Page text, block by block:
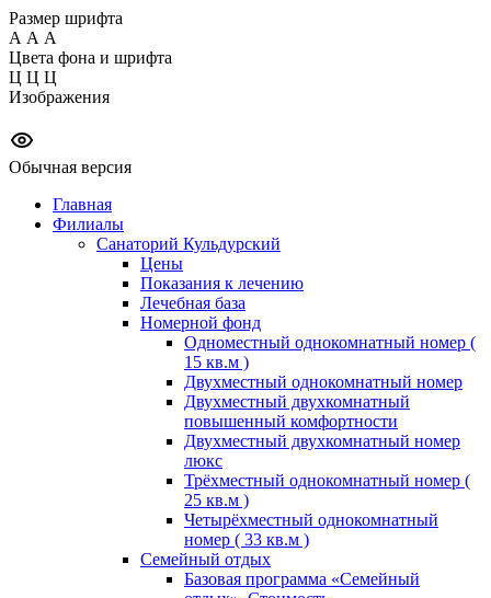
Размер шрифта
А А А
Цвета фона и шрифта
Ц Ц Ц
Изображения
Обычная версия
Главная
Филиалы
Санаторий Кульдурский
Цены
Показания к лечению
Лечебная база
Номерной фонд
Одноместный однокомнатный номер (
15 кв.м )
Двухместный однокомнатный номер
Двухместный двухкомнатный
повышенный комфортности
Двухместный двухкомнатный номер
люкс
Трёхместный однокомнатный номер (
25 кв.м )
Четырёхместный однокомнатный
номер ( 33 кв.м )
Семейный отдых
Базовая программа «Семейный